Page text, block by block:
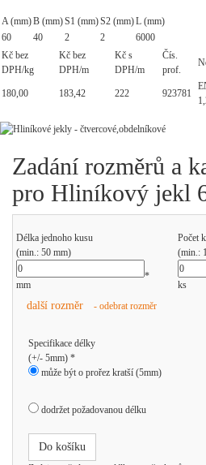
A (mm)B (mm)S1 (mm)S2 (mm)L (mm)
60
40 2 2
6000
Kč bez
DPH/kg
Kč bez
DPH/m
Kč s
DPH/m
Čís.
prof.
180,00 183,42 222 923781
Zadání rozměrů a
pro Hliníkový jekl
Délka jednoho kusu
(min.: 50 mm)
Počet
(min.:
mm
*
ks
další rozměr - odebrat rozměr
Specifikace délky
(+/- 5mm) *
může být o prořez kratší (5mm)
dodržet požadovanou délku
Do košíku